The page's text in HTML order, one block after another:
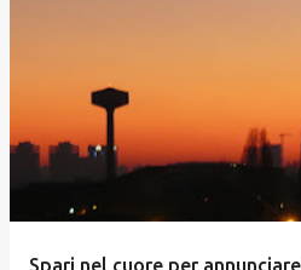
Spari nel cuore per